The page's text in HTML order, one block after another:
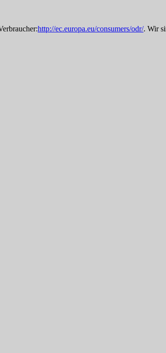
http://ec.europa.eu/consumers/odr/. Wir